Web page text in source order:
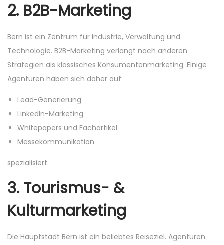
2. B2B-Marketing
Bern ist ein Zentrum für Industrie, Verwaltung und
Technologie. B2B-Marketing verlangt nach anderen
Strategien als klassisches Konsumentenmarketing. Einige
Agenturen haben sich daher auf:
Lead-Generierung
LinkedIn-Marketing
Whitepapers und Fachartikel
Messekommunikation
spezialisiert.
3.Tourismus- &
Kulturmarketing
Die Hauptstadt Bern ist ein beliebtes Reiseziel. Agenturen